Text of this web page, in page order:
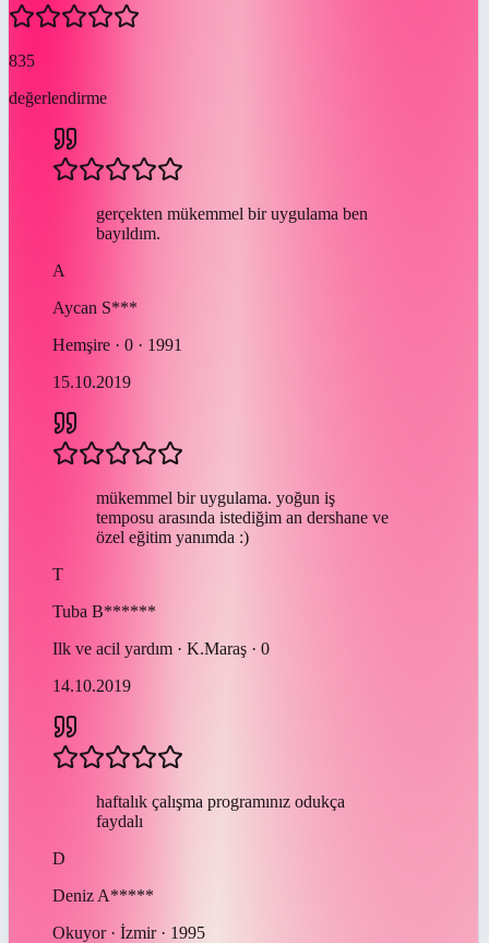
835
değerlendirme
gerçekten mükemmel bir uygulama ben
bayıldım.
A
Aycan S***
Hemşire · 0 · 1991
15.10.2019
mükemmel bir uygulama. yoğun iş
temposu arasında istediğim an dershane ve
özel eğitim yanımda :)
T
Tuba B******
Ilk ve acil yardım · K.Maraş · 0
14.10.2019
haftalık çalışma programınız odukça
faydalı
D
Deniz A*****
Okuyor · İzmir · 1995